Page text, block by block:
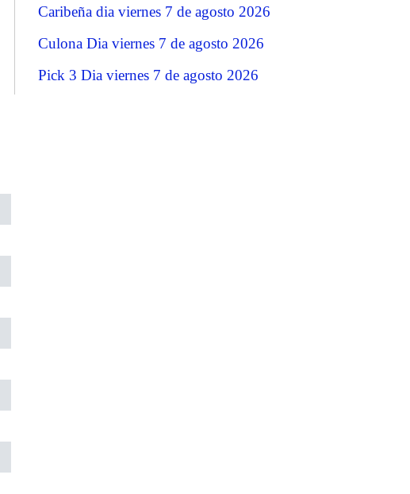
Caribeña dia viernes 7 de agosto 2026
Culona Dia viernes 7 de agosto 2026
Pick 3 Dia viernes 7 de agosto 2026